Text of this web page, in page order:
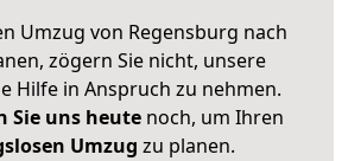
Umzug von Regensburg nach
zögern Sie nicht, unsere
Hilfe in Anspruch zu nehmen.
Sie uns heutenoch, um Ihren
Umzug zu planen.